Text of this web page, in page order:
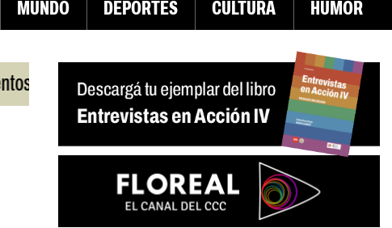
MUNDO DEPORTES CULTURA HUMOR
| Uruguay frente a crisis diplomática Argentina-Brasil